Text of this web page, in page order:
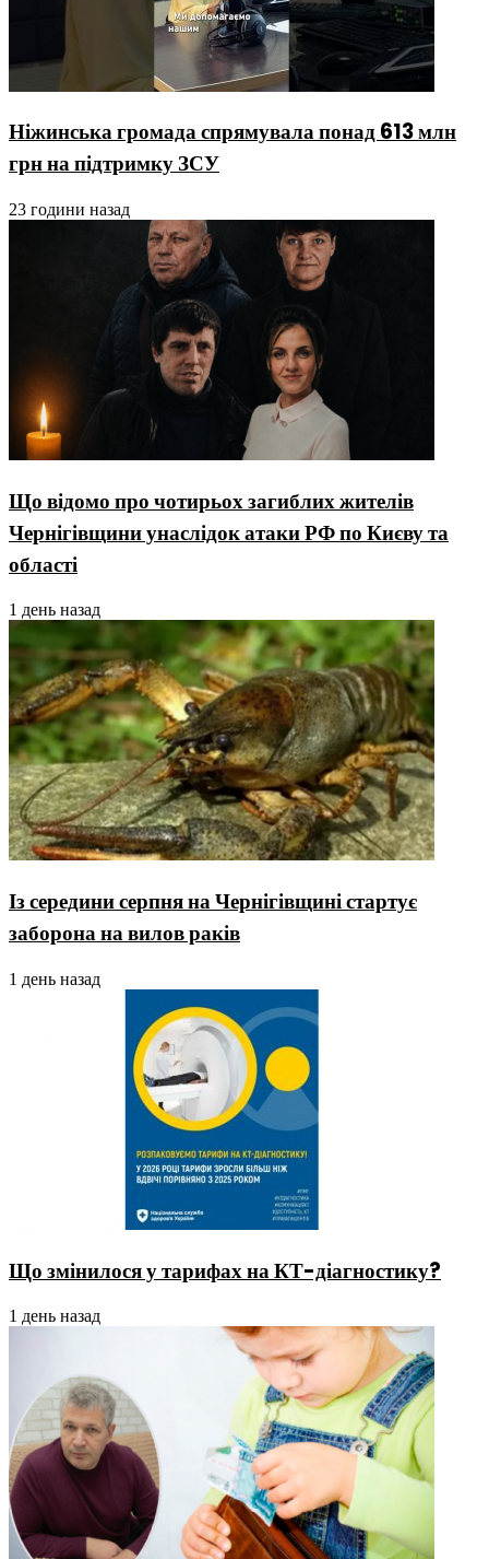
Ніжинська громада спрямувала понад 613 млн
грн на підтримку ЗСУ
23 години назад
Що відомо про чотирьох загиблих жителів
Чернігівщини унаслідок атаки РФ по Києву та
області
1 день назад
Із середини серпня на Чернігівщині стартує
заборона на вилов раків
1 день назад
Що змінилося у тарифах на КТ-діагностику?
1 день назад